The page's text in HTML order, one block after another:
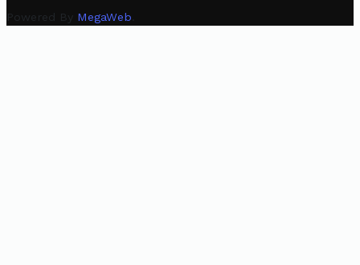
Powered By MegaWeb